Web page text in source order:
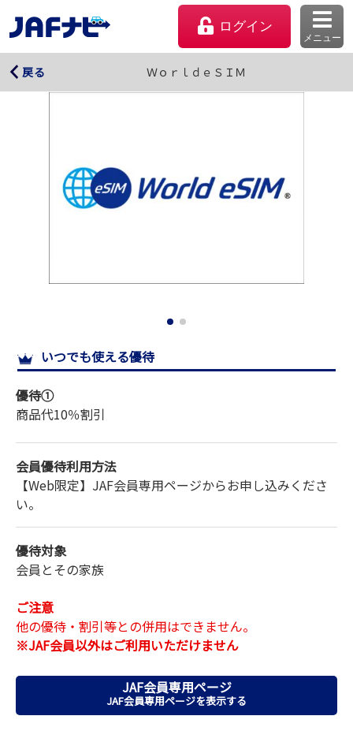
ログイン
メニュー
サイトマップ
戻る ＷｏｒｌｄｅＳＩＭ
ＷｏｒｌｄｅＳＩＭ
いつでも使える優待
優待①
商品代10％割引
会員優待利用方法
【Web限定】JAF会員専用ページからお申し込みくださ
い。
優待対象
会員とその家族
ご注意
他の優待・割引等との併用はできません。
※JAF会員以外はご利用いただけません
JAF会員専用ページ
JAF会員専用ページを表示する